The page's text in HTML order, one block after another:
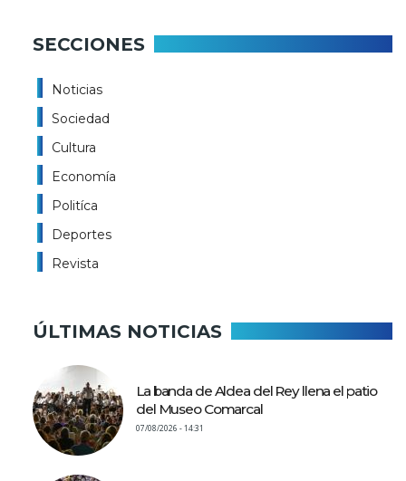
SECCIONES
Noticias
Sociedad
Cultura
Economía
Politíca
Deportes
Revista
ÚLTIMAS NOTICIAS
La banda de Aldea del Rey llena el patio
del Museo Comarcal
07/08/2026 - 14:31